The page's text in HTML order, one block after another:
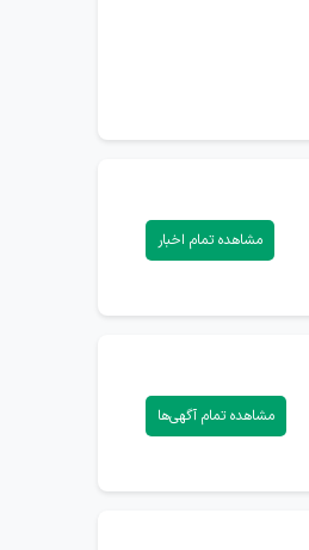
مشاهده تمام اخبار
مشاهده تمام آگهی‌ها